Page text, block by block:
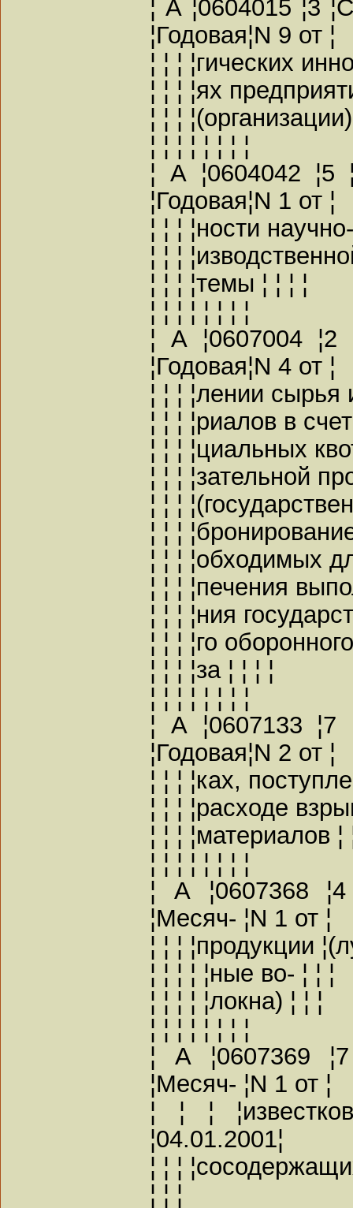
¦ А ¦0604015 ¦3
¦Годовая¦N 9 от ¦
¦ ¦ ¦ ¦гических
¦ ¦ ¦ ¦ях
¦ ¦ ¦ ¦(организации)
¦ ¦ ¦ ¦ ¦ ¦ ¦ ¦
¦ А ¦0604042 ¦5
¦Годовая¦N 1 от ¦
¦ ¦ ¦ ¦ности
¦ ¦ ¦
¦ ¦ ¦ ¦темы ¦ ¦ ¦ ¦
¦ ¦ ¦ ¦ ¦ ¦ ¦ ¦
¦ А ¦0607004 ¦2
¦Годовая¦N 4 от ¦
¦ ¦ ¦ ¦лении
¦ ¦ ¦ ¦риалов в
¦ ¦ ¦ ¦циальных
¦ ¦ ¦ ¦зательной
¦ ¦ ¦
¦ ¦ ¦
¦ ¦ ¦ ¦обходимых
¦ ¦ ¦ ¦печения
¦ ¦ ¦ ¦ния
¦ ¦ ¦ ¦го
¦ ¦ ¦ ¦за ¦ ¦ ¦ ¦
¦ ¦ ¦ ¦ ¦ ¦ ¦ ¦
¦ А ¦0607133 ¦7
¦Годовая¦N 2 от ¦
¦ ¦ ¦ ¦ках,
¦ ¦ ¦ ¦расходе
¦ ¦ ¦ ¦материалов ¦
¦ ¦ ¦ ¦ ¦ ¦ ¦ ¦
¦ А ¦0607368 ¦4
¦Месяч- ¦N 1 от ¦
¦ ¦ ¦ ¦продукции
¦ ¦ ¦ ¦ ¦ные во- ¦ ¦ ¦
¦ ¦ ¦ ¦ ¦локна) ¦ ¦ ¦
¦ ¦ ¦ ¦ ¦ ¦ ¦ ¦
¦ А ¦0607369
¦Месяч- ¦N 1 от ¦
¦ ¦ ¦
¦04.01.2001¦
¦ ¦ ¦
¦ ¦ ¦